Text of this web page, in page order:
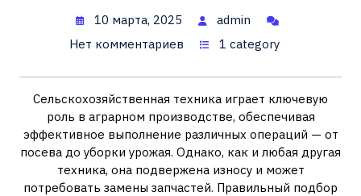
10 марта, 2025
admin
Нет комментариев
1 category
Сельскохозяйственная техника играет ключевую
роль в аграрном производстве, обеспечивая
эффективное выполнение различных операций — от
посева до уборки урожая. Однако, как и любая другая
техника, она подвержена износу и может
потребовать замены запчастей. Правильный подбор